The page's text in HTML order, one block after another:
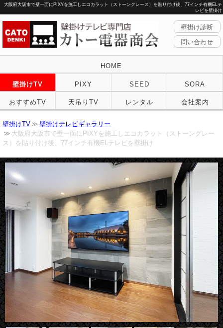
大阪府大阪市で壁一面にPIXYを施工しエコカラット（ストーングレース）を貼り付け後、77インチ有機ELテ
レビを壁掛け
壁掛け診断
問い合わせ
HOME
壁掛けTV PIXY SEED SORA
おすすめTV 天吊りTV レンタル 会社案内
壁掛けTV
壁掛けテレビギャラリー
大阪府大阪市で壁一面にPIXYを施工しエコカラット（ストーングレー
ス）を貼り付け後、77インチ有機ELテレビを壁掛け